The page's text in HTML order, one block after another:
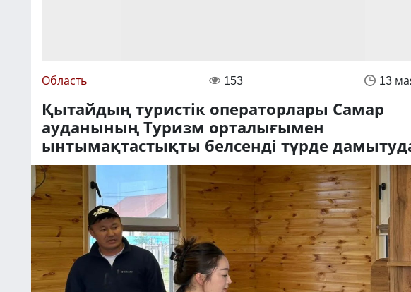
Область 153 13
Қытайдың туристік операторлары Самар
ауданының Туризм орталығымен
ынтымақтастықты белсенді түрде